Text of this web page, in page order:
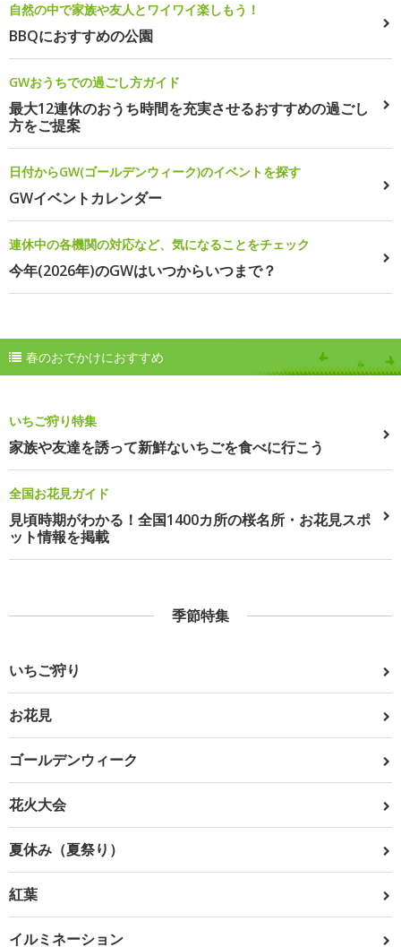
自然の中で家族や友人とワイワイ楽しもう！
BBQにおすすめの公園
GWおうちでの過ごし方ガイド
最大12連休のおうち時間を充実させるおすすめの過ごし
方をご提案
日付からGW(ゴールデンウィーク)のイベントを探す
GWイベントカレンダー
連休中の各機関の対応など、気になることをチェック
今年(2026年)のGWはいつからいつまで？
春のおでかけにおすすめ
いちご狩り特集
家族や友達を誘って新鮮ないちごを食べに行こう
全国お花見ガイド
見頃時期がわかる！全国1400カ所の桜名所・お花見スポ
ット情報を掲載
季節特集
いちご狩り
お花見
ゴールデンウィーク
花火大会
夏休み（夏祭り）
紅葉
イルミネーション